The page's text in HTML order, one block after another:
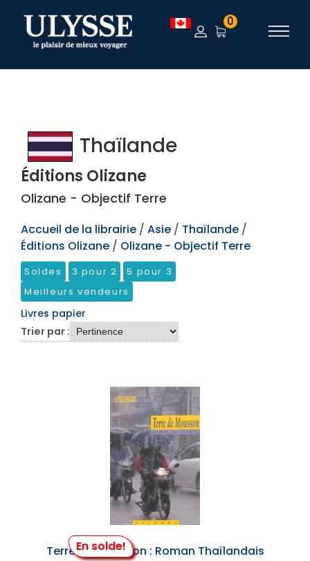
TEST 0
Thaïlande
Éditions Olizane
Olizane - Objectif Terre
Accueil de la librairie / Asie / Thaïlande /
Éditions Olizane / Olizane - Objectif Terre
Soldes 3 pour 2
5 pour 3
Meilleurs vendeurs
Livres papier
Trier par :
En solde!
Terre de Mousson : Roman Thaïlandais